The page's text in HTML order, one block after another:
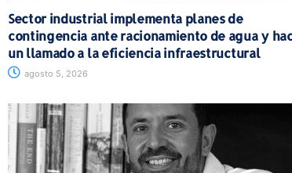
Sector industrial implementa planes de
contingencia ante racionamiento de agua y
un llamado a la eficiencia infraestructural
agosto 5, 2026